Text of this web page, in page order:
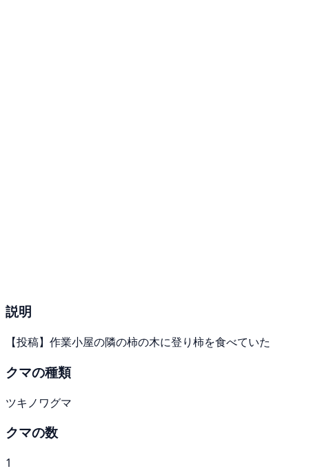
説明
【投稿】作業小屋の隣の柿の木に登り柿を食べていた
クマの種類
ツキノワグマ
クマの数
1